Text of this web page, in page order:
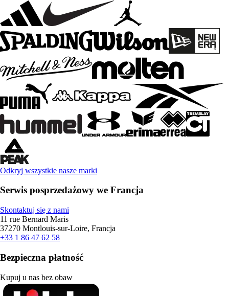
Odkryj wszystkie nasze marki
Serwis posprzedażowy we Francja
Skontaktuj się z nami
11 rue Bernard Maris
37270 Montlouis-sur-Loire, Francja
+33 1 86 47 62 58
Bezpieczna płatność
Kupuj u nas bez obaw